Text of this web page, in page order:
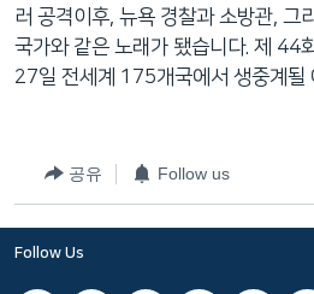
러 공격이후, 뉴욕 경찰과 소방관, 그
국가와 같은 노래가 됐습니다. 제 44
27일 전세계 175개국에서 생중계될
공유 Follow us
Follow Us